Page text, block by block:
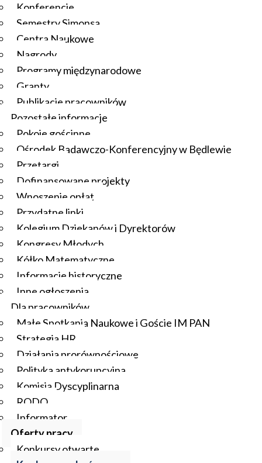
Konferencje
Semestry Simonsa
Centra Naukowe
Nagrody
Programy międzynarodowe
Granty
Publikacje pracowników
Pozostałe informacje
Pokoje gościnne
Ośrodek Badawczo-Konferencyjny w Będlewie
Przetargi
Dofinansowane projekty
Wnoszenie opłat
Przydatne linki
Kolegium Dziekanów i Dyrektorów
Kongresy Młodych
Kółko Matematyczne
Informacje historyczne
Inne ogłoszenia
Dla pracowników
Małe Spotkania Naukowe i Goście IM PAN
Strategia HR
Działania prorównościowe
Polityka antykorupcyjna
Komisja Dyscyplinarna
RODO
Informator
Oferty pracy
Konkursy otwarte